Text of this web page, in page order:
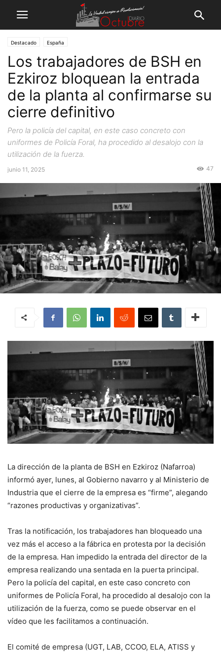
Destacado España
Los trabajadores de BSH en
Ezkiroz bloquean la entrada
de la planta al confirmarse su
cierre definitivo
Pero la policía del capital, en este caso concreto con
uniformes de Policía Foral, ha procedido al desalojo con la
utilización de la fuerza.
junio 11, 2025 47
La dirección de la planta de BSH en Ezkiroz (Nafarroa)
informó ayer, lunes, al Gobierno navarro y al Ministerio de
Industria que el cierre de la empresa es “firme”, alegando
“razones productivas y organizativas”.
Tras la notificación, los trabajadores han bloqueado una
vez más el acceso a la fábrica en protesta por la decisión
de la empresa. Han impedido la entrada del director de la
empresa realizando una sentada en la puerta principal.
Pero la policía del capital, en este caso concreto con
uniformes de Policía Foral, ha procedido al desalojo con la
utilización de la fuerza, como se puede observar en el
vídeo que les facilitamos a continuación.
El comité de empresa (UGT, LAB, CCOO, ELA, ATISS y